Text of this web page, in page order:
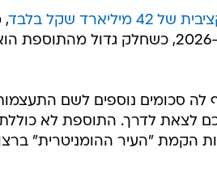
שקל בלבד
שקל ב-2025, והשאר, 15 מיליארד שקל, ב-2026,
לה סכומים נוספים לשם
איפשר להסכם לצאת לדרך. התוספת
הקמת "העיר ההומניטרית"